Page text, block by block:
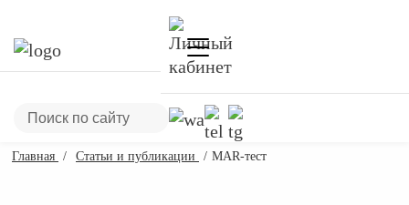
Главная Статьи и публикации МАR-тест